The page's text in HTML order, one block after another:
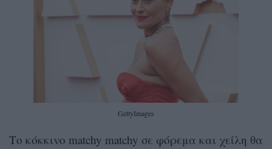
GettyImages
Το κόκκινο matchy matchy σε φόρεμα και χείλη θα